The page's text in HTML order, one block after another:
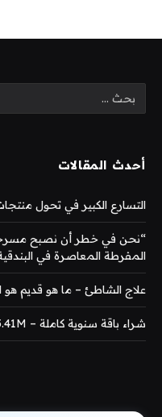
أحدث المقالات
التسارع الكبير في تحول
“نحن في خطر أن نصبح
المفرطة المعاصرة في
علاج الشاطئ – ما هو قديم هو
شراء باقة سنوية كاملة – 75.41M باك لينك متوقع | إشراق لنك